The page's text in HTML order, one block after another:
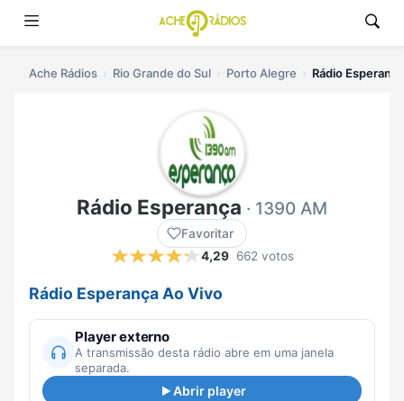
Ache Rádios Rio Grande do Sul Porto Alegre Rádio
Rádio Esperança · 1390 AM
Favoritar
4,29 662 votos
Rádio Esperança Ao Vivo
Player externo
A transmissão desta rádio abre em uma janela
separada.
Abrir player